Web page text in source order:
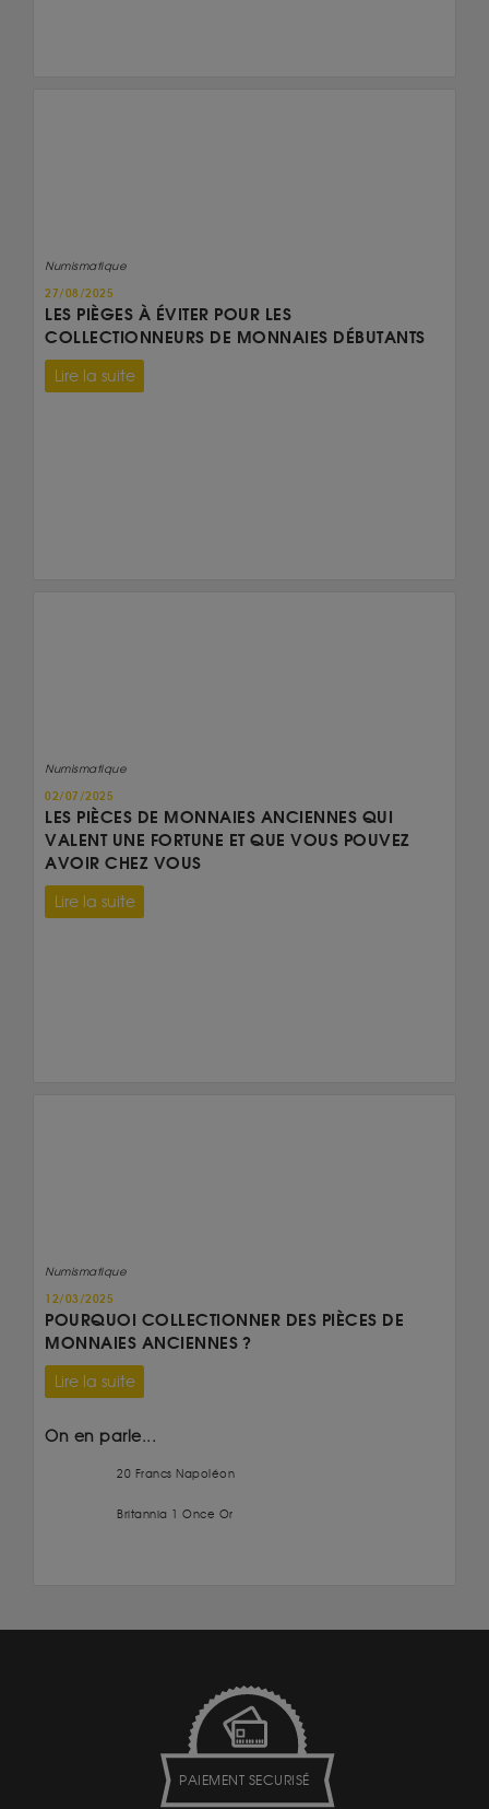
Numismatique
27/08/2025
LES PIÈGES À ÉVITER POUR LES
COLLECTIONNEURS DE MONNAIES DÉBUTANTS
Lire la suite
Numismatique
02/07/2025
LES PIÈCES DE MONNAIES ANCIENNES QUI
VALENT UNE FORTUNE ET QUE VOUS POUVEZ
AVOIR CHEZ VOUS
Lire la suite
Numismatique
12/03/2025
POURQUOI COLLECTIONNER DES PIÈCES DE
MONNAIES ANCIENNES ?
Lire la suite
On en parle...
20 Francs Napoléon
Britannia 1 Once Or
PAIEMENT SECURISÉ